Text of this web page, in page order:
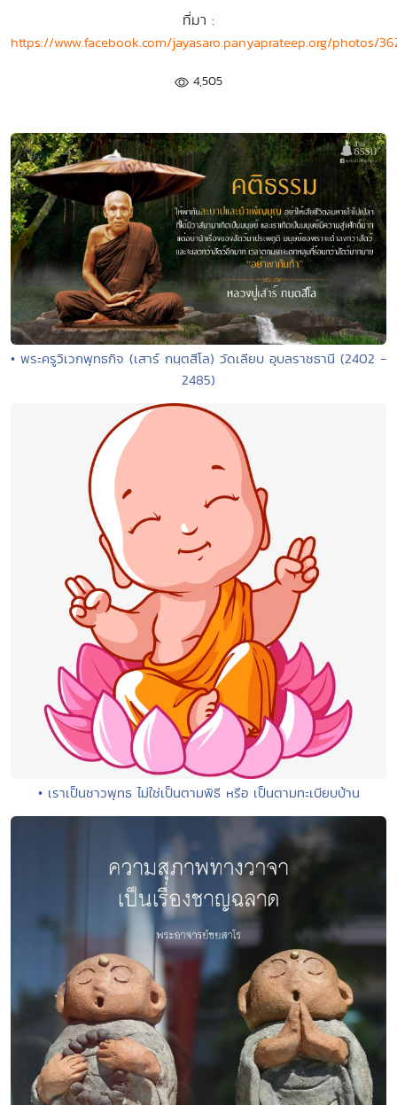
ที่มา :
https://www.facebook.com/jayasaro.panyaprateep.org/photos/
4,505
• พระครูวิเวกพุทธกิจ (เสาร์ กนฺตสีโล) วัดเลียบ อุบลราชธานี (2402 -
2485)
• เราเป็นชาวพุทธ ไม่ใช่เป็นตามพิธี หรือ เป็นตามทะเบียบบ้าน